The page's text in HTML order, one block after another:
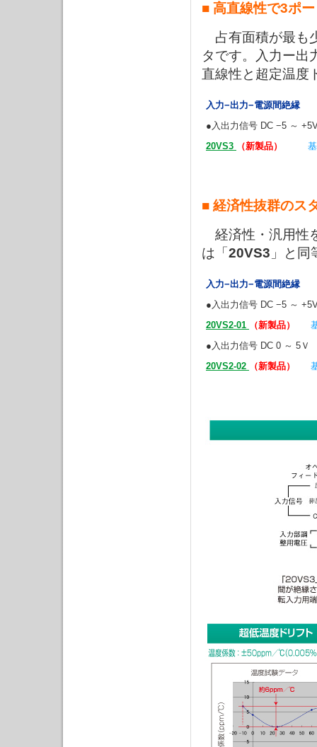
■ 高直線性で3ポ
占有面積が最も
タです。入力ー出
直線性と超定温度
入力−出力−電源間絶縁
●入出力信号 DC −5 ～
20VS3
（新製品）
■ 経済性抜群のス
経済性・汎用性
は「 20VS3 」と同
入力−出力−電源間絶縁
●入出力信号 DC −5 ～
20VS2-01
（新製品）
●入出力信号 DC 0 ～ 5Ｖ
20VS2-02
（新製品）